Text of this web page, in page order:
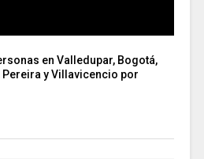
en Valledupar, Bogotá,
y Villavicencio por